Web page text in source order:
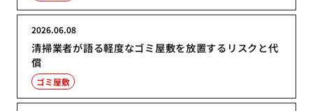
清掃業者が語る軽度なゴミ屋敷を放置するリスクと代
償
2026.06.08
ゴミ屋敷